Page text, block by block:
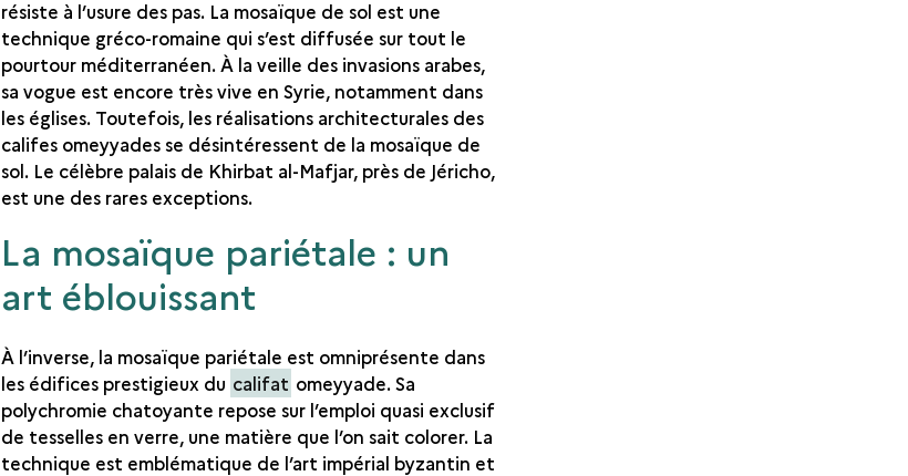
résiste à l’usure des pas. La mosaïque de sol est une
technique gréco-romaine qui s’est diffusée sur tout le
pourtour méditerranéen. À la veille des invasions arabes,
sa vogue est encore très vive en Syrie, notamment dans
les églises. Toutefois, les réalisations architecturales des
califes omeyyades se désintéressent de la mosaïque de
sol. Le célèbre palais de Khirbat al-Mafjar, près de Jéricho,
est une des rares exceptions.
La mosaïque pariétale : un
art éblouissant
À l’inverse, la mosaïque pariétale est omniprésente dans
les édifices prestigieux du califat omeyyade. Sa
polychromie chatoyante repose sur l’emploi quasi exclusif
de tesselles en verre, une matière que l’on sait colorer. La
technique est emblématique de l’art impérial byzantin et